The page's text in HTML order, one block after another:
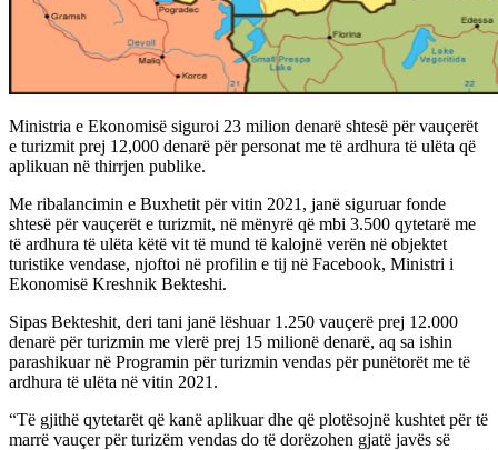
Ministria e Ekonomisë siguroi 23 milion denarë shtesë për vauçerët
e turizmit prej 12,000 denarë për personat me të ardhura të ulëta që
aplikuan në thirrjen publike.
Me ribalancimin e Buxhetit për vitin 2021, janë siguruar fonde
shtesë për vauçerët e turizmit, në mënyrë që mbi 3.500 qytetarë me
të ardhura të ulëta këtë vit të mund të kalojnë verën në objektet
turistike vendase, njoftoi në profilin e tij në Facebook, Ministri i
Ekonomisë Kreshnik Bekteshi.
Sipas Bekteshit, deri tani janë lëshuar 1.250 vauçerë prej 12.000
denarë për turizmin me vlerë prej 15 milionë denarë, aq sa ishin
parashikuar në Programin për turizmin vendas për punëtorët me të
ardhura të ulëta në vitin 2021.
“Të gjithë qytetarët që kanë aplikuar dhe që plotësojnë kushtet për të
marrë vauçer për turizëm vendas do të dorëzohen gjatë javës së